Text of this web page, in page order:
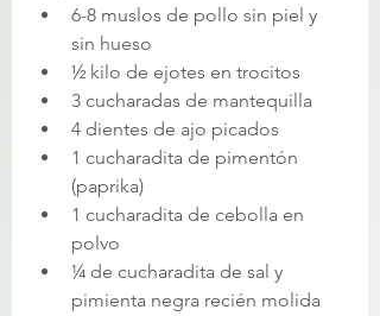
6-8 muslos de pollo sin piel y
sin hueso
½ kilo de ejotes en trocitos
3 cucharadas de mantequilla
4 dientes de ajo picados
1 cucharadita de pimentón
(paprika)
1 cucharadita de cebolla en
polvo
¼ de cucharadita de sal y
pimienta negra recién molida